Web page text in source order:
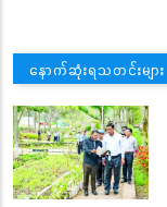
နောက်ဆုံးရသတင်းများ